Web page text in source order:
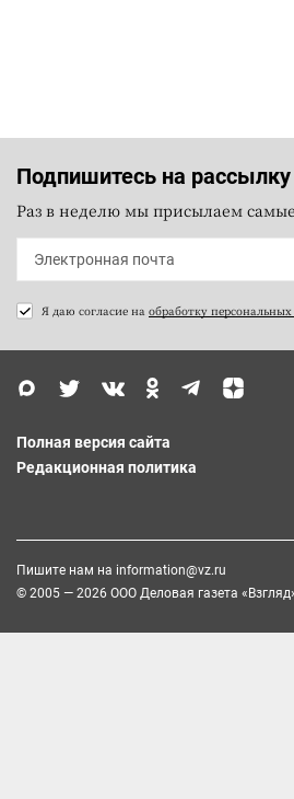
Подпишитесь на рассылку
Раз в неделю мы присылаем
Я даю согласие на обработку
Полная версия сайта
Редакционная политика
Пишите нам на information@vz.ru
© 2005 — 2026 ООО Деловая газета